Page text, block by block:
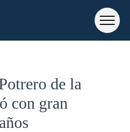
de la
con gran